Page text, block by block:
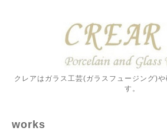
クレアはガラス工芸(ガラスフュージング)
す。
works